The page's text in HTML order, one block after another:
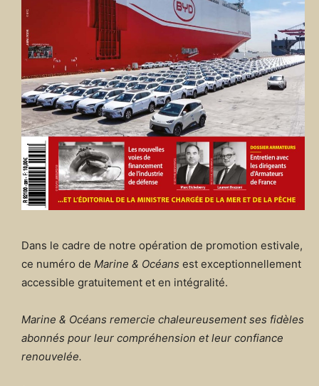
Dans le cadre de notre opération de promotion estivale,
ce numéro de Marine & Océans est exceptionnellement
accessible gratuitement et en intégralité.
Marine & Océans remercie chaleureusement ses fidèles
abonnés pour leur compréhension et leur confiance
renouvelée.